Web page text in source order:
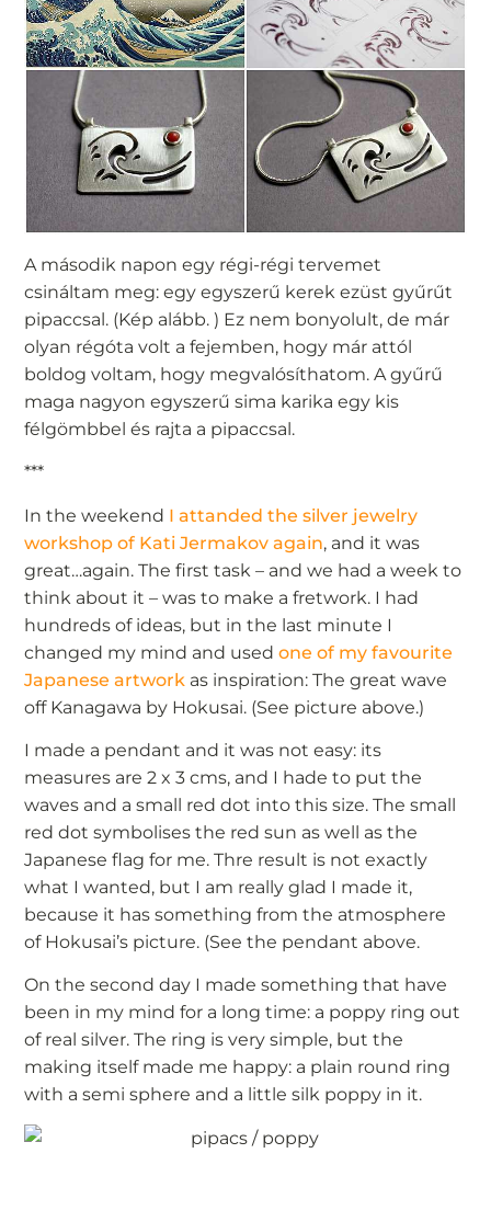
A második napon egy régi-régi tervemet
csináltam meg: egy egyszerű kerek ezüst gyűrűt
pipaccsal. (Kép alább. ) Ez nem bonyolult, de már
olyan régóta volt a fejemben, hogy már attól
boldog voltam, hogy megvalósíthatom. A gyűrű
maga nagyon egyszerű sima karika egy kis
félgömbbel és rajta a pipaccsal.
***
In the weekend I attanded the silver jewelry
workshop of Kati Jermakov again, and it was
great…again. The first task – and we had a week to
think about it – was to make a fretwork. I had
hundreds of ideas, but in the last minute I
changed my mind and usedone of my favourite
Japanese artwork as inspiration: The great wave
off Kanagawa by Hokusai. (See picture above.)
I made a pendant and it was not easy: its
measures are 2 x 3 cms, and I hade to put the
waves and a small red dot into this size. The small
red dot symbolises the red sun as well as the
Japanese flag for me. Thre result is not exactly
what I wanted, but I am really glad I made it,
because it has something from the atmosphere
of Hokusai’s picture. (See the pendant above.
On the second day I made something that have
been in my mind for a long time: a poppy ring out
of real silver. The ring is very simple, but the
making itself made me happy: a plain round ring
with a semi sphere and a little silk poppy in it.